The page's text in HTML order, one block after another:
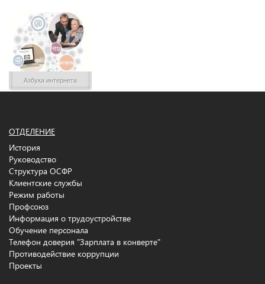
Азбука интернета
ОТДЕЛЕНИЕ
История
Руководство
Структура ОСФР
Клиентские службы
Режим работы
Профсоюз
Информация о трудоустройстве
Обучение персонала
Телефон доверия "Зарплата в конверте"
Противодействие коррупции
Проекты